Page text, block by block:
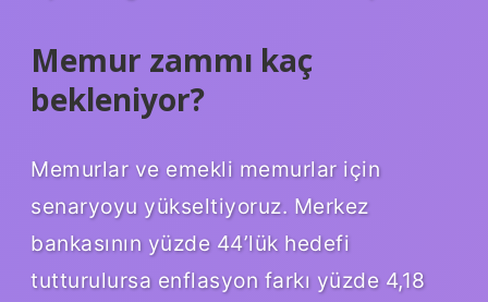
Memur zammı kaç
bekleniyor?
Memurlar ve emekli memurlar için
senaryoyu yükseltiyoruz. Merkez
bankasının yüzde 44’lük hedefi
tutturulursa enflasyon farkı yüzde 4,18